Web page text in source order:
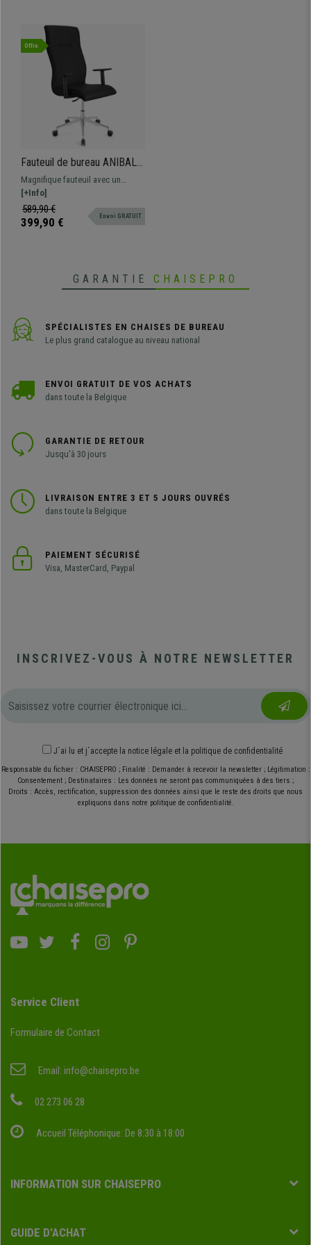
Offre
Fauteuil de bureau ANIBAL
PRO CUIR, Grand dossier,
Accoudoirs Ajustables, Noir
Magnifique fauteuil avec un
piétement métallique qui offre un
grand confort au quotidien à un
prix imbattable. Disponible en
[+Info]
589,90 €
399,90 € Envoi GRATUIT
GARANTIE CHAISEPRO
SPÉCIALISTES EN CHAISES DE BUREAU
Le plus grand catalogue au niveau national
ENVOI GRATUIT DE VOS ACHATS
dans toute la Belgique
GARANTIE DE RETOUR
Jusqu'à 30 jours
LIVRAISON ENTRE 3 ET 5 JOURS OUVRÉS
dans toute la Belgique
PAIEMENT SÉCURISÉ
Visa, MasterCard, Paypal
INSCRIVEZ-VOUS À NOTRE NEWSLETTER
J´ai lu et j´accepte la notice légale et la politique de confidentialité
Responsable du fichier : CHAISEPRO ; Finalité : Demander à recevoir la newsletter ; Légitimation :
Consentement ; Destinataires : Les données ne seront pas communiquées à des tiers ;
Droits : Accès, rectification, suppression des données ainsi que le reste des droits que nous
expliquons dans notre politique de confidentialité.
Service Client
Formulaire de Contact
Email: info@chaisepro.be
02 273 06 28
Accueil Téléphonique: De 8:30 à 18:00
INFORMATION SUR CHAISEPRO
GUIDE D'ACHAT